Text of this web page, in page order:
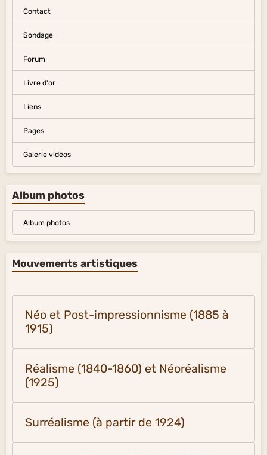
Contact
Sondage
Forum
Livre d'or
Liens
Pages
Galerie vidéos
Album photos
Album photos
Mouvements artistiques
Néo et Post-impressionnisme (1885 à
1915)
Réalisme (1840-1860) et Néoréalisme
(1925)
Surréalisme (à partir de 1924)